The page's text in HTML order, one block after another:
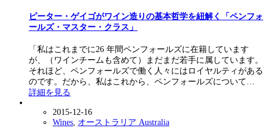
ピーター・ゲイゴがワイン造りの基本哲学を紐解く「ペンフォ
ールズ・マスター・クラス」
「私はこれまでに26 年間ペンフォールズに在籍しています
が、（ワインチームも含めて）まだまだ若手に属しています。
それほど、ペンフォールズで働く人々にはロイヤルティがある
のです。だから、私はこれから、ペンフォールズについて…
詳細を見る
2015-12-16
Wines オーストラリア Australia